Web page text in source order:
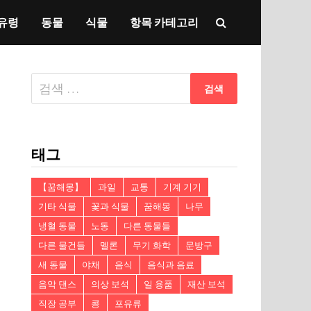
령 동물 식물 항목 카테고리
다
음
태그
【꿈해몽】 과일 교통
기계 기기
기타 식물
꽃과 식물 꿈해몽
나무
냉혈 동물
노동
다른 동물들
다른 물건들
멜론 무기 화학
문방구
새 동물
야채 음식
음식과 음료
음악 댄스
의상 보석 일 용품
재산 보석
직장 공부
콩 포유류